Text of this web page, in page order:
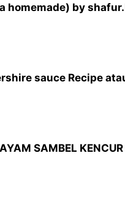
homemade) by
sauce Recipe
SAMBEL